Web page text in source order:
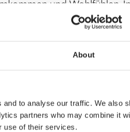
About
to analyse our traffic. We also
partners who may combine it
use of their services.
und Wohlfühlen.
süßem Sohn und
Cowboy und das satte
im Heu und heiß, wie
Liebesroman mit heißen
Weitere Bände der
Hearts: Die Farben